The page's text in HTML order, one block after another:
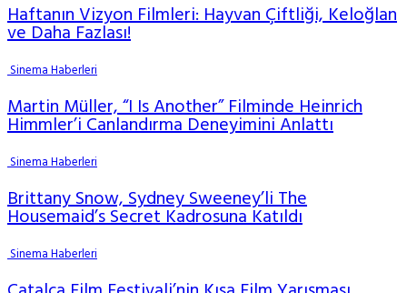
Haftanın Vizyon Filmleri: Hayvan Çiftliği, Keloğlan
ve Daha Fazlası!
Sinema Haberleri
Martin Müller, “I Is Another” Filminde Heinrich
Himmler’i Canlandırma Deneyimini Anlattı
Sinema Haberleri
Brittany Snow, Sydney Sweeney’li The
Housemaid’s Secret Kadrosuna Katıldı
Sinema Haberleri